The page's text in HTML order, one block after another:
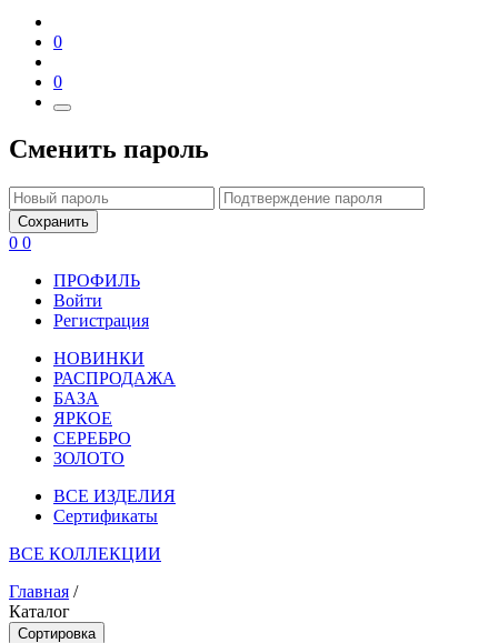
0
0
Сменить пароль
Сохранить
0 0
ПРОФИЛЬ
Войти
Регистрация
НОВИНКИ
РАСПРОДАЖА
БАЗА
ЯРКОЕ
СЕРЕБРО
ЗОЛОТО
ВСЕ ИЗДЕЛИЯ
Сертификаты
ВСЕ КОЛЛЕКЦИИ
Главная /
Каталог
Сортировка